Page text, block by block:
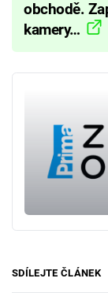
obchodě.
kamery…
SDÍLEJTE ČLÁNEK